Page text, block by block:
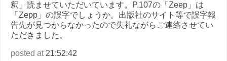
釈」読ませていただいています。P.107の「Zeep」は
「Zepp」の誤字でしょうか。出版社のサイト等で誤字報
告先が見つからなかったので失礼ながらご連絡させてい
ただきました。
posted at21:52:42